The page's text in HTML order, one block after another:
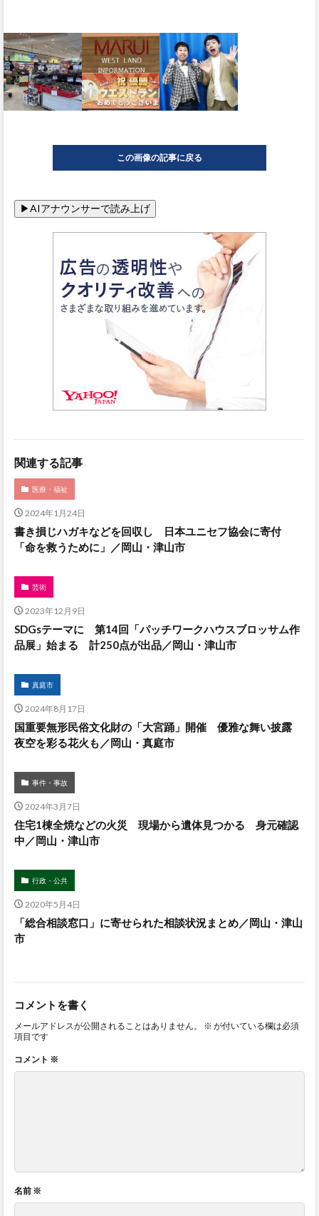
この画像の記事に戻る
関連する記事
医療・福祉
2024年1月24日
書き損じハガキなどを回収し 日本ユニセフ協会に寄付
「命を救うために」／岡山・津山市
芸術
2023年12月9日
SDGsテーマに 第14回「パッチワークハウスブロッサム作
品展」始まる 計250点が出品／岡山・津山市
真庭市
2024年8月17日
国重要無形民俗文化財の「大宮踊」開催 優雅な舞い披露
夜空を彩る花火も／岡山・真庭市
事件・事故
2024年3月7日
住宅1棟全焼などの火災 現場から遺体見つかる 身元確認
中／岡山・津山市
行政・公共
2020年5月4日
「総合相談窓口」に寄せられた相談状況まとめ／岡山・津山
市
コメントを書く
メールアドレスが公開されることはありません。 ※ が付いている欄は必須
項目です
コメント ※
名前 ※